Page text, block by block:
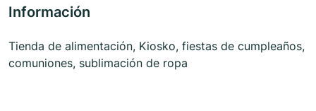
Información
Tienda de alimentación, Kiosko, fiestas de cumpleaños,
comuniones, sublimación de ropa